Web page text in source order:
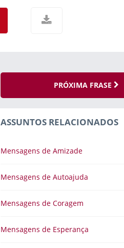
PRÓXIMA FRASE
ASSUNTOS RELACIONADOS
Mensagens de Amizade
Mensagens de Autoajuda
Mensagens de Coragem
Mensagens de Esperança